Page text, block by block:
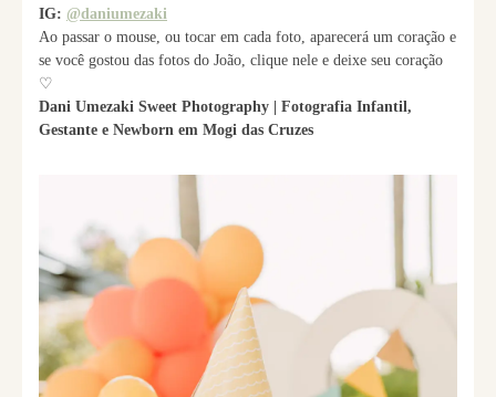
IG: @daniumezaki
Ao passar o mouse, ou tocar em cada foto, aparecerá um coração e
se você gostou das fotos do João, clique nele e deixe seu coração
♡
Dani Umezaki Sweet Photography | Fotografia Infantil,
Gestante e Newborn em Mogi das Cruzes